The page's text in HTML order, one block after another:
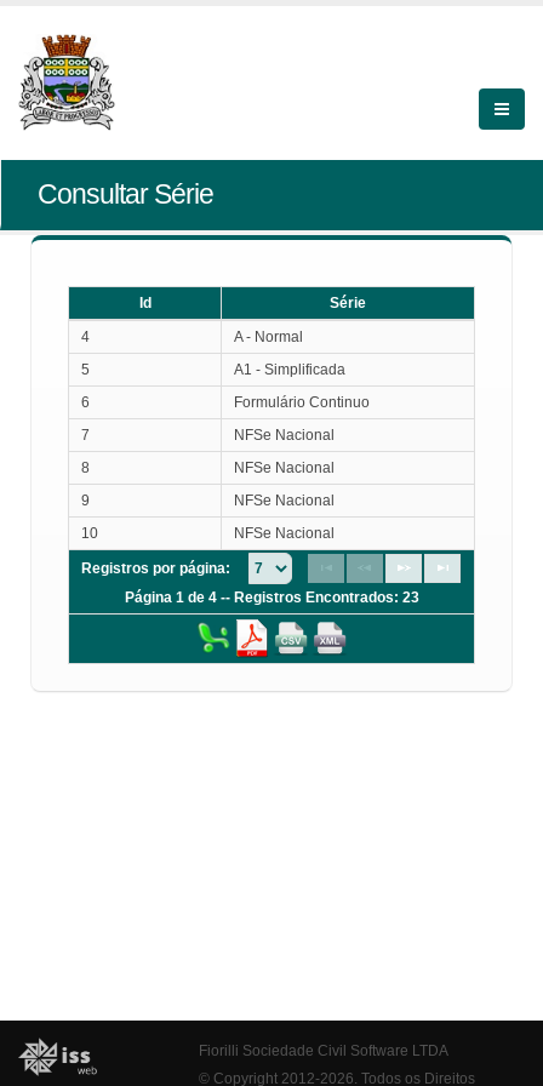
Consultar Série
Id
Série
4
A - Normal
5
A1 - Simplificada
6
Formulário Continuo
7
NFSe Nacional
8
NFSe Nacional
9
NFSe Nacional
10
NFSe Nacional
Registros por página:
Página 1 de 4 -- Registros Encontrados: 23
Fiorilli Sociedade Civil Software LTDA
© Copyright 2012-2026. Todos os Direitos